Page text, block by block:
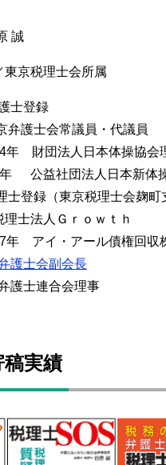
誠
京税理士会所属
登録
護士会常議員・代議員
年 財団法人日本体操協会
公益社団法人日本新体
録（東京税理士会麹町
ｒｏｗｔｈ
年 アイ・アール債権回収
護士会副会長
護士連合会理事
稿実績